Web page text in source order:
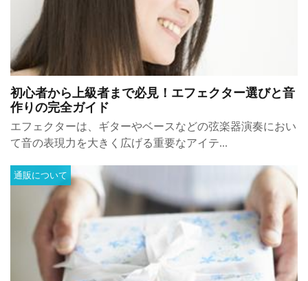
初心者から上級者まで必見！エフェクター選びと音
作りの完全ガイド
エフェクターは、ギターやベースなどの弦楽器演奏におい
て音の表現力を大きく広げる重要なアイテ...
通販について